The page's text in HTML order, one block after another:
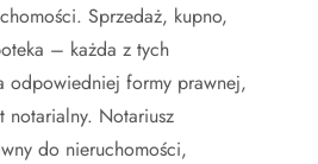
Sprzedaż, kupno,
– każda z tych
odpowiedniej formy prawnej,
notarialny. Notariusz
do nieruchomości,